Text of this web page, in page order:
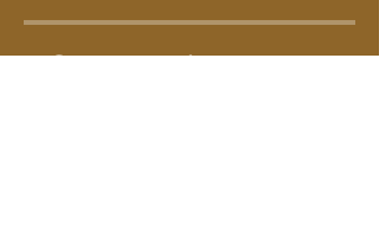
Grup dedicat